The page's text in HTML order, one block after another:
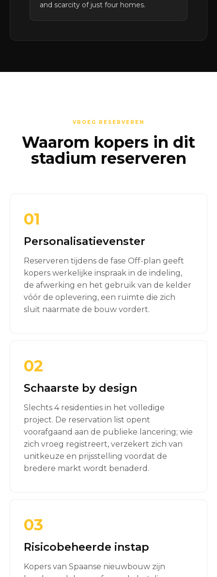
and scarcity of just four homes.
VROEG RESERVEREN
Waarom kopers in dit
stadium reserveren
01
Personalisatievenster
Reserveren tijdens de fase Off-plan geeft
kopers werkelijke inspraak in de indeling,
de afwerking en het gebruik van de kelder
vóór de oplevering, een ruimte die zich
sluit naarmate de bouw vordert.
02
Schaarste by design
Slechts 4 residenties in het volledige
project. De reservation list opent
voorafgaand aan de publieke lancering; wie
zich vroeg registreert, verzekert zich van
unitkeuze en prijsstelling voordat de
bredere markt wordt benaderd.
03
Risicobeheerde instap
Kopers van Spaanse nieuwbouw zijn